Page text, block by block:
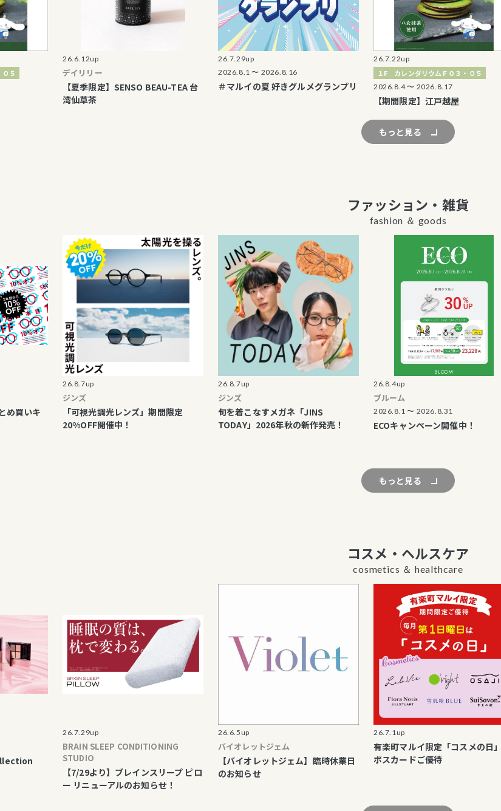
26.6.12up
デイリリー
【夏季限定】SENSO BEAU-TEA 台
湾仙草茶
26.7.29up
2026.8.1 〜 2026.8.16
＃マルイの夏 好きグルメグランプリ
26.7.22up
１F カレンダリウムＦ０３・０５
2026.8.4 〜 2026.8.17
【期間限定】江戸越屋
もっと見る
ファッション・雑貨
fashion ＆ goods
26.8.7up
「可視光調光レンズ」期間限定
20%OFF開催中！
26.8.7up
旬を着こなすメガネ「JINS
TODAY」2026年秋の新作発売！
26.8.4up
2026.8.1 〜 2026.8.31
ECOキャンペーン開催中！
もっと見る
コスメ・ヘルスケア
cosmetics ＆ healthcare
26.7.29up
BRAIN SLEEP CONDITIONING
STUDIO
【7/29より】ブレインスリープ ピロ
ー リニューアルのお知らせ！
26.6.5up
バイオレットジェム
【バイオレットジェム】臨時休業日
のお知らせ
26.7.1up
有楽町マルイ限定「コスメの日」エ
ポスカードご優待